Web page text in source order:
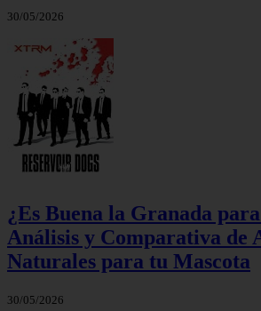
30/05/2026
¿Es Buena la Granada
Análisis y Comparativa de
Naturales para tu Mascota
30/05/2026